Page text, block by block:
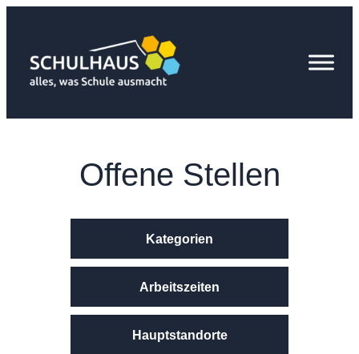
springen
Offene Stellen
Kategorien
Arbeitszeiten
Hauptstandorte